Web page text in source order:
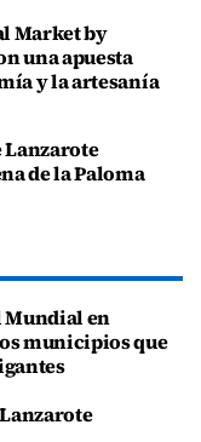
Market by
una apuesta
y la artesanía
Lanzarote
de la Paloma
Mundial en
municipios que